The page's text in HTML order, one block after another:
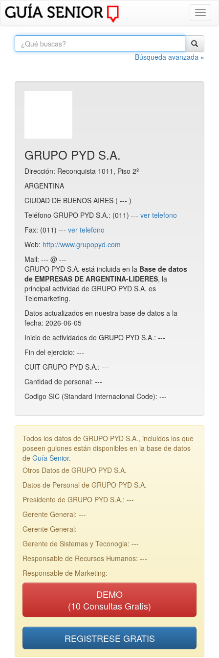
Búsqueda avanzada »
GRUPO PYD S.A.
Dirección: Reconquista 1011, Piso 2º
ARGENTINA
CIUDAD DE BUENOS AIRES ( --- )
Teléfono GRUPO PYD S.A.: (011) --- ver telefono
Fax: (011) --- ver telefono
Web: http://www.grupopyd.com
Mail: --- @ ---
GRUPO PYD S.A. está incluida en la Base de datos
de EMPRESAS DE ARGENTINA-LIDERES, la
principal actividad de GRUPO PYD S.A. es
Telemarketing.
Datos actualizados en nuestra base de datos a la
fecha: 2026-06-05
Inicio de actividades de GRUPO PYD S.A.: ---
Fin del ejercicio: ---
CUIT GRUPO PYD S.A.: ---
Cantidad de personal: ---
Codigo SIC (Standard Internacional Code): ---
Todos los datos de GRUPO PYD S.A., incluidos los que
poseen guiones están disponibles en la base de datos
de Guía Senior.
Otros Datos de GRUPO PYD S.A.
Datos de Personal de GRUPO PYD S.A.
Presidente de GRUPO PYD S.A.: ---
Gerente General: ---
Gerente General: ---
Gerente de Sistemas y Teconogia: ---
Responsable de Recursos Humanos: ---
Responsable de Marketing: ---
DEMO
(10 Consultas Gratis)
REGISTRESE GRATIS